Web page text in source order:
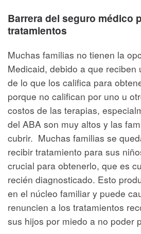
Barrera del seguro médico
tratamientos
Muchas familias no tienen la
Medicaid, debido a que reciben
de lo que los califica para
porque no califican por uno u
costos de las terapias,
del ABA son muy altos y las
cubrir. Muchas familias se
recibir tratamiento para sus
crucial para obtenerlo, que es
recién diagnosticado. Esto
en el núcleo familiar y puede
renuncien a los tratamientos
sus hijos por miedo a no poder